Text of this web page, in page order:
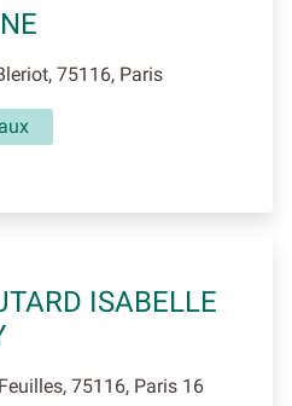
75116, Paris
ISABELLE
75116, Paris 16